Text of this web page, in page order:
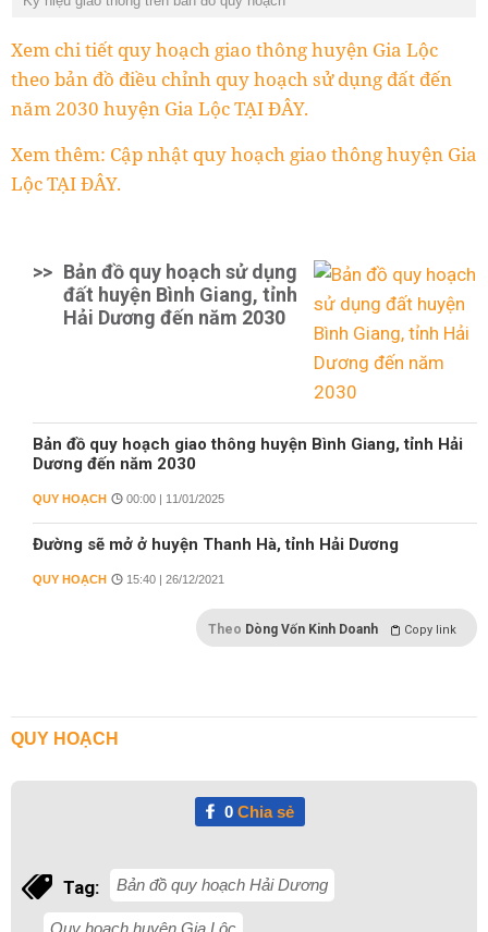
Xem chi tiết quy hoạch giao thông huyện Gia Lộc
theo bản đồ điều chỉnh quy hoạch sử dụng đất đến
năm 2030 huyện Gia Lộc TẠI ĐÂY.
Xem thêm: Cập nhật quy hoạch giao thông huyện Gia
Lộc TẠI ĐÂY.
>> Bản đồ quy hoạch sử dụng
đất huyện Bình Giang, tỉnh
Hải Dương đến năm 2030
Bản đồ quy hoạch giao thông huyện Bình Giang, tỉnh Hải
Dương đến năm 2030
QUY HOẠCH 00:00 | 11/01/2025
Đường sẽ mở ở huyện Thanh Hà, tỉnh Hải Dương
QUY HOẠCH 15:40 | 26/12/2021
Theo Dòng Vốn Kinh Doanh Copy link
QUY HOẠCH
0Chia sẻ
Tag: Bản đồ quy hoạch Hải Dương
Quy hoạch huyện Gia Lộc